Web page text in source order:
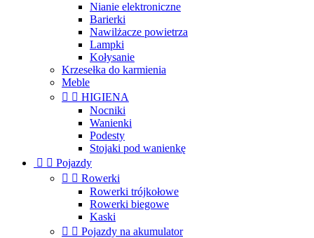
Nianie elektroniczne
Barierki
Nawilżacze powietrza
Lampki
Kołysanie
Krzesełka do karmienia
Meble
  HIGIENA
Nocniki
Wanienki
Podesty
Stojaki pod wanienkę
  Pojazdy
  Rowerki
Rowerki trójkołowe
Rowerki biegowe
Kaski
  Pojazdy na akumulator